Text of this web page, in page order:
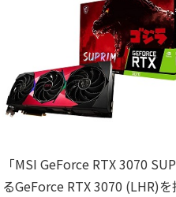
「MSI GeForce RTX 3070
るGeForce RTX 3070 (LHR)